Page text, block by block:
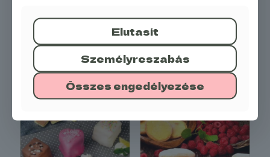
KÍNÁLATUNKBÓL
Elutasít
Személyreszabás
Összes engedélyezése